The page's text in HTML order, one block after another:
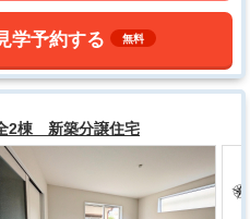
学予約する 無料
2棟 新築分譲住宅